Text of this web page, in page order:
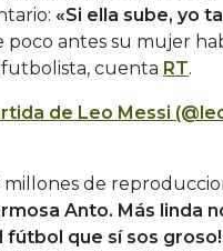
«Si ella sube, yo
poco antes su mujer
futbolista, cuenta RT.
de Leo Messi
millones de
Anto. Más linda
fútbol que sí sos